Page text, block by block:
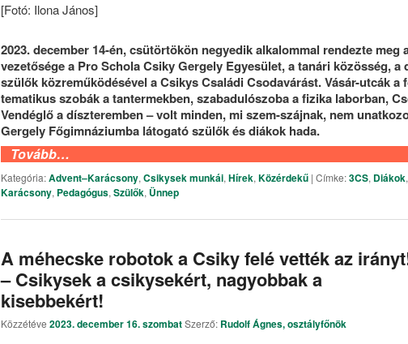
[Fotó: Ilona János]
2023. december 14-én, csütörtökön negyedik alkalommal rendezte meg
vezetősége a Pro Schola Csiky Gergely Egyesület, a tanári közösség, a
szülők közreműködésével a Csikys Családi Csodavárást. Vásár-utcák a
tematikus szobák a tantermekben, szabadulószoba a fizika laborban,
Vendéglő a díszteremben – volt minden, mi szem-szájnak, nem
Gergely Főgimnáziumba látogató szülők és diákok hada.
Tovább…
Kategória:Advent–Karácsony, Csikysek munkái, Hírek, Közérdekű | Címke:3CS, Diákok,
Karácsony, Pedagógus, Szülők, Ünnep
A méhecske robotok a Csiky felé vették az
– Csikysek a csikysekért, nagyobbak a
kisebbekért!
Közzétéve 2023. december 16. szombatSzerző: Rudolf Ágnes, osztályfőnök